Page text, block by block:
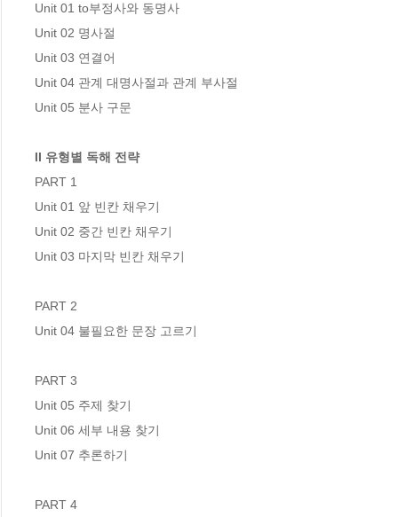
Unit 01 to부정사와 동명사
Unit 02 명사절
Unit 03 연결어
Unit 04 관계 대명사절과 관계 부사절
Unit 05 분사 구문
II 유형별 독해 전략
PART 1
Unit 01 앞 빈칸 채우기
Unit 02 중간 빈칸 채우기
Unit 03 마지막 빈칸 채우기
PART 2
Unit 04 불필요한 문장 고르기
PART 3
Unit 05 주제 찾기
Unit 06 세부 내용 찾기
Unit 07 추론하기
PART 4